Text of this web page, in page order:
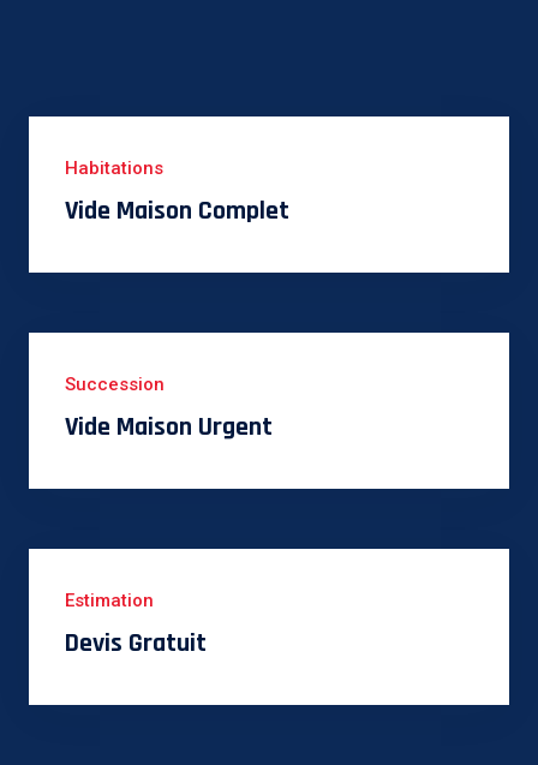
Habitations
Vide Maison Complet
Succession
Vide Maison Urgent
Estimation
Devis Gratuit